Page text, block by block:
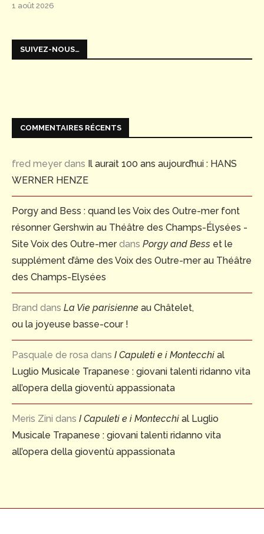
1 août 2026
SUIVEZ-NOUS…
COMMENTAIRES RÉCENTS
fred meyer dans Il aurait 100 ans aujourd’hui : HANS
WERNER HENZE
Porgy and Bess : quand les Voix des Outre-mer font
résonner Gershwin au Théâtre des Champs-Élysées -
Site Voix des Outre-merdans Porgy and Bess et le
supplément d’âme des Voix des Outre-mer au Théâtre
des Champs-Elysées
Brand dans La Vie parisienne au Châtelet,
ou la joyeuse basse-cour !
Pasquale de rosa dans I Capuleti e i Montecchi al
Luglio Musicale Trapanese : giovani talenti ridanno vita
all’opera della gioventù appassionata
Meris Zini dans I Capuleti e i Montecchi al Luglio
Musicale Trapanese : giovani talenti ridanno vita
all’opera della gioventù appassionata